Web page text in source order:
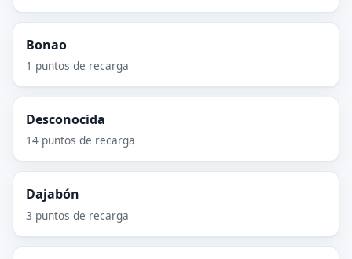
Bonao
1 puntos de recarga
Desconocida
14 puntos de recarga
Dajabón
3 puntos de recarga